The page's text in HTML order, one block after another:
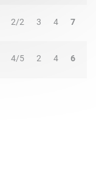
2/2 3 4 7
4/5 2 4 6